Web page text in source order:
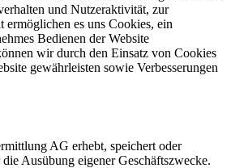
und Nutzeraktivität, zur
ermöglichen es uns Cookies, ein
Bedienen der Website
wir durch den Einsatz von Cookies
gewährleisten sowie Verbesserungen
AG erhebt, speichert oder
Ausübung eigener Geschäftszwecke.